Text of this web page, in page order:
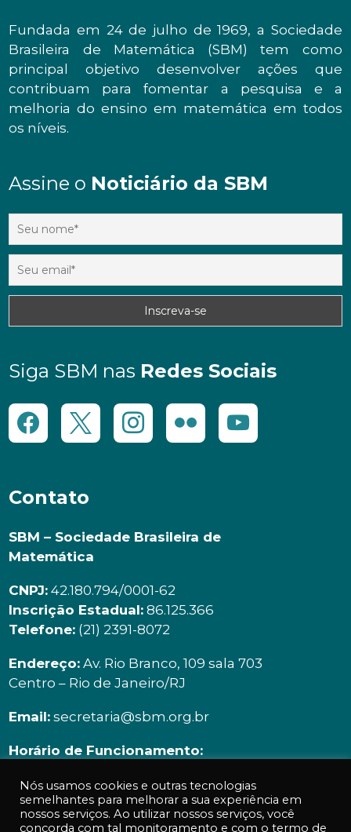
Fundada em 24 de julho de 1969, a Sociedade
Brasileira de Matemática (SBM) tem como
principal objetivo desenvolver ações que
contribuam para fomentar a pesquisa e a
melhoria do ensino em matemática em todos
os níveis.
Assine o Noticiário da SBM
Siga SBM nas Redes Sociais
Contato
SBM – Sociedade Brasileira de
Matemática
CNPJ: 42.180.794/0001-62
Inscrição Estadual: 86.125.366
Telefone: (21) 2391-8072
Endereço: Av. Rio Branco, 109 sala 703
Centro – Rio de Janeiro/RJ
Email: secretaria@sbm.org.br
Horário de Funcionamento:
Nós usamos cookies e outras tecnologias
semelhantes para melhorar a sua experiência em
nossos serviços. Ao utilizar nossos serviços, você
concorda com tal monitoramento e com o termo de